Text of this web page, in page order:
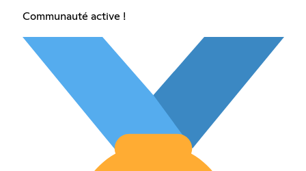
Communauté active !